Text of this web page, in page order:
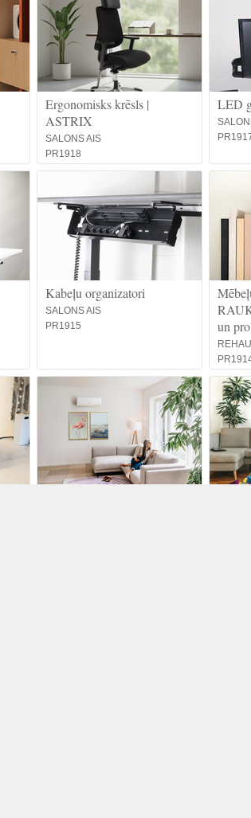
Ergonomisks krēsls |
ASTRIX
SALONS AIS
PR1918
LED
Kabeļu organizatori
SALONS AIS
PR1915
un pro
REHAU